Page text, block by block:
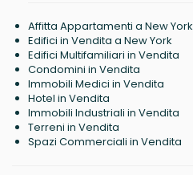
Affitta Appartamenti a New York
Edifici in Vendita a New York
Edifici Multifamiliari in Vendita
Condomini in Vendita
Immobili Medici in Vendita
Hotel in Vendita
Immobili Industriali in Vendita
Terreni in Vendita
Spazi Commerciali in Vendita